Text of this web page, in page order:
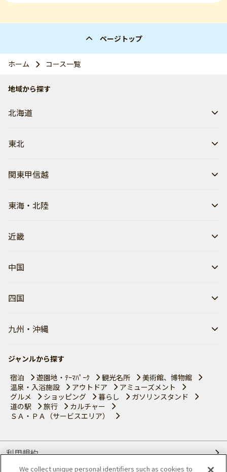
ページトップ
ホーム コース一覧
地域から探す
北海道
東北
関東甲信越
東海・北陸
近畿
中国
四国
九州・沖縄
ジャンルから探す
宿泊
遊園地・ﾃｰﾏﾊﾟｰｸ 観光名所
美術館、博物館
温泉・入浴施設
アウトドア
アミューズメント
グルメ
ショッピング 暮らし
ガソリンスタンド
道の駅
旅行
カルチャー
ＳＡ・ＰＡ（サービスエリア）
利用規約
We collect unique personal identifiers such as cookies to